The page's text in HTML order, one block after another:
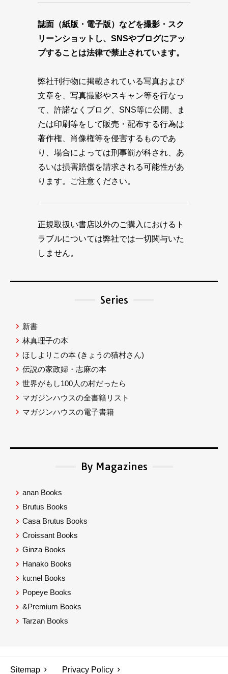
誌面（紙版・電子版）などを撮影・スク
リーンショットし、SNSやブログにアッ
プすることは法律で禁止されています。
弊社刊行物に掲載されている写真および
文章を、写真撮影やスキャン等を行なっ
て、許諾なくブログ、SNS等に公開、ま
たは印刷等をして販売・配布する行為は
著作権、肖像権等を侵害するものであ
り、場合によっては刑事罰が科され、あ
るいは損害賠償を請求される可能性があ
ります。ご注意ください。
正規取扱い書店以外のご購入におけるト
ラブルについては弊社では一切関与いた
しません。
Series
新書
林真理子の本
ほしよりこの本 (きょうの猫村さん)
伝説の家政婦・志麻の本
世界がもし100人の村だったら
マガジンハウスの全書籍リスト
マガジンハウスの電子書籍
By Magazines
anan Books
Brutus Books
Casa Brutus Books
Croissant Books
Ginza Books
Hanako Books
ku:nel Books
Popeye Books
&Premium Books
Tarzan Books
Sitemap Privacy Policy